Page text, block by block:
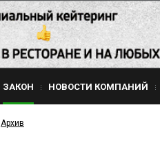
ЗАКОН НОВОСТИ КОМПАНИЙ
Архив